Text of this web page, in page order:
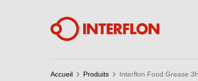
Accueil Produits Interflon Food Grease